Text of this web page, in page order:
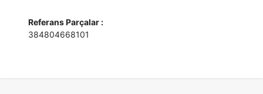
Referans Parçalar :
384804668101